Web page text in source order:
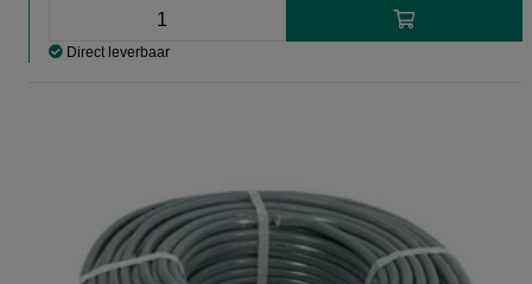
Direct leverbaar